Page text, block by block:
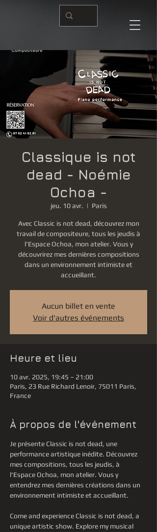
Classique is not
dead - Noémie
Ochoa -
jeu. 10 avr.
  |
Paris
Avec Classic is not dead, découvrez mon
travail de compositeure, tous les jeudis à
l'Espace Ochoa, mon atelier. Vous y
découvrirez mes dernières compositions
dans un environnement intimiste et
Aucun billet en vente
Voir d'autres événements
Heure et lieu
10 avr. 2025, 19:45 – 21:00
Paris, 23 Rue Richard Lenoir, 75011 Paris,
France
À propos de l'événement
Je présente Classic is not dead, une
performance artistique inédite. Découvrez
mes compositions, tous les jeudis, à
l'Espace Ochoa, mon atelier. Vous y
entendrez mes dernières créations dans un
environnement intimiste et accueillant.
Come and experience Classic is not dead, a
unique artistic show. Explore my musical